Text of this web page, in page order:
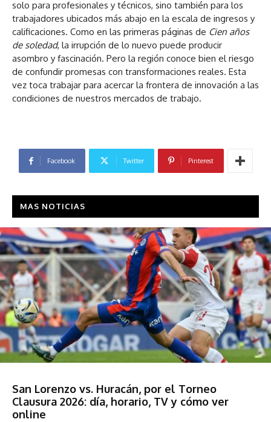
solo para profesionales y técnicos, sino también para los
trabajadores ubicados más abajo en la escala de ingresos y
calificaciones. Como en las primeras páginas de Cien años
de soledad, la irrupción de lo nuevo puede producir
asombro y fascinación. Pero la región conoce bien el riesgo
de confundir promesas con transformaciones reales. Esta
vez toca trabajar para acercar la frontera de innovación a las
condiciones de nuestros mercados de trabajo.
Facebook Twitter Pinterest
MAS NOTICIAS
San Lorenzo vs. Huracán, por el Torneo
Clausura 2026: día, horario, TV y cómo ver
online